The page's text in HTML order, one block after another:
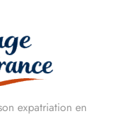
expatriation en